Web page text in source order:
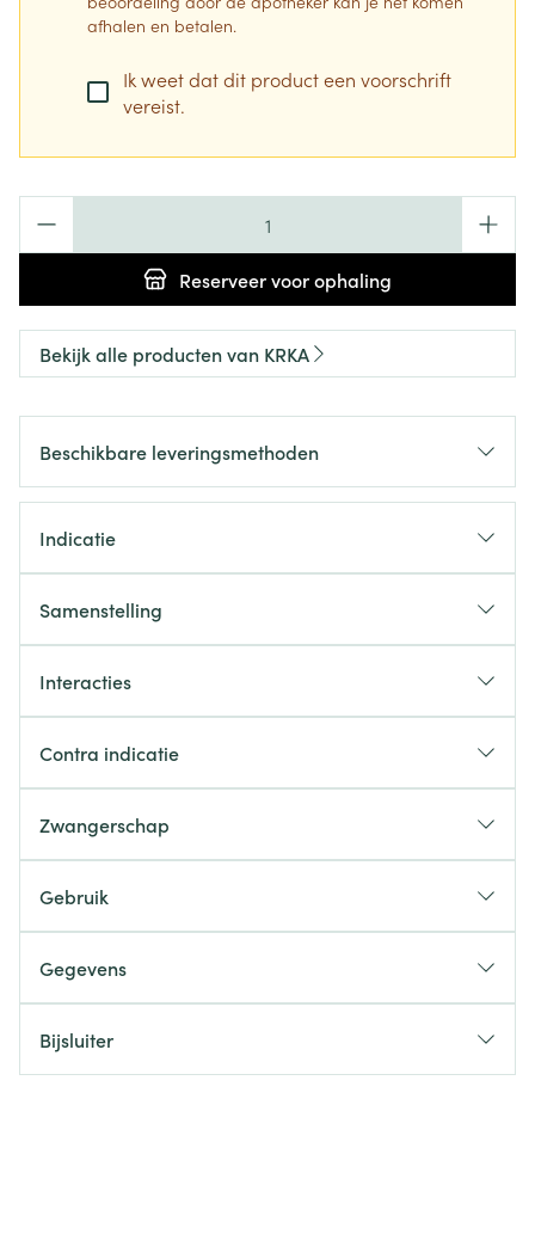
afhalen en betalen.
Ik weet dat dit product een voorschrift
vereist.
Reserveervoor ophaling
Bekijk alle producten van KRKA
Beschikbare leveringsmethoden
Indicatie
Samenstelling
Interacties
Contra indicatie
Zwangerschap
Gebruik
Gegevens
Bijsluiter